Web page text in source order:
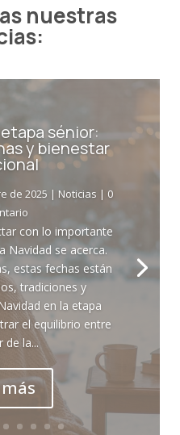
nuestras
sénior:
y bienestar
de 2025 | Noticias | 0
con lo importante
Navidad se acerca.
estas fechas están
tradiciones y
en la etapa
el equilibrio entre
de la...